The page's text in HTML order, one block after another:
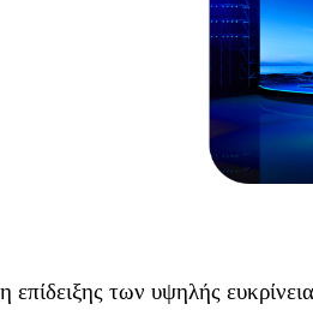
επίδειξης των υψηλής